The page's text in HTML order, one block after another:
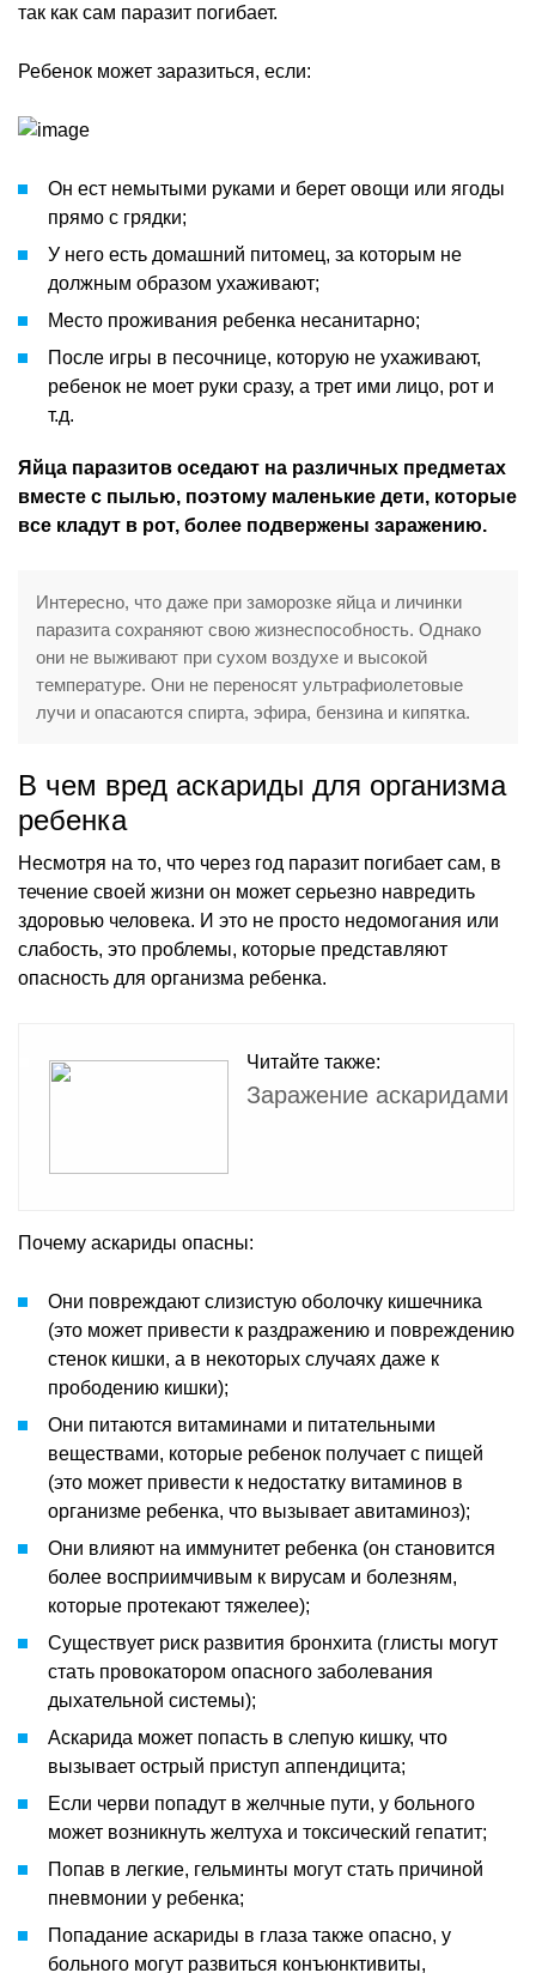
так как сам паразит погибает.
Ребенок может заразиться, если:
Он ест немытыми руками и берет овощи или ягоды
прямо с грядки;
У него есть домашний питомец, за которым не
должным образом ухаживают;
Место проживания ребенка несанитарно;
После игры в песочнице, которую не ухаживают,
ребенок не моет руки сразу, а трет ими лицо, рот и
т.д.
Яйца паразитов оседают на различных предметах
вместе с пылью, поэтому маленькие дети, которые
все кладут в рот, более подвержены заражению.
Интересно, что даже при заморозке яйца и личинки
паразита сохраняют свою жизнеспособность. Однако
они не выживают при сухом воздухе и высокой
температуре. Они не переносят ультрафиолетовые
лучи и опасаются спирта, эфира, бензина и кипятка.
В чем вред аскариды для организма
ребенка
Несмотря на то, что через год паразит погибает сам, в
течение своей жизни он может серьезно навредить
здоровью человека. И это не просто недомогания или
слабость, это проблемы, которые представляют
опасность для организма ребенка.
Читайте также:
Заражение аскаридами
Почему аскариды опасны:
Они повреждают слизистую оболочку кишечника
(это может привести к раздражению и повреждению
стенок кишки, а в некоторых случаях даже к
прободению кишки);
Они питаются витаминами и питательными
веществами, которые ребенок получает с пищей
(это может привести к недостатку витаминов в
организме ребенка, что вызывает авитаминоз);
Они влияют на иммунитет ребенка (он становится
более восприимчивым к вирусам и болезням,
которые протекают тяжелее);
Существует риск развития бронхита (глисты могут
стать провокатором опасного заболевания
дыхательной системы);
Аскарида может попасть в слепую кишку, что
вызывает острый приступ аппендицита;
Если черви попадут в желчные пути, у больного
может возникнуть желтуха и токсический гепатит;
Попав в легкие, гельминты могут стать причиной
пневмонии у ребенка;
Попадание аскариды в глаза также опасно, у
больного могут развиться конъюнктивиты,